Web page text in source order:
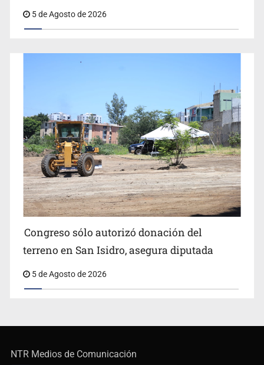
5 de Agosto de 2026
Congreso sólo autorizó donación del
terreno en San Isidro, asegura diputada
5 de Agosto de 2026
NTR Medios de Comunicación